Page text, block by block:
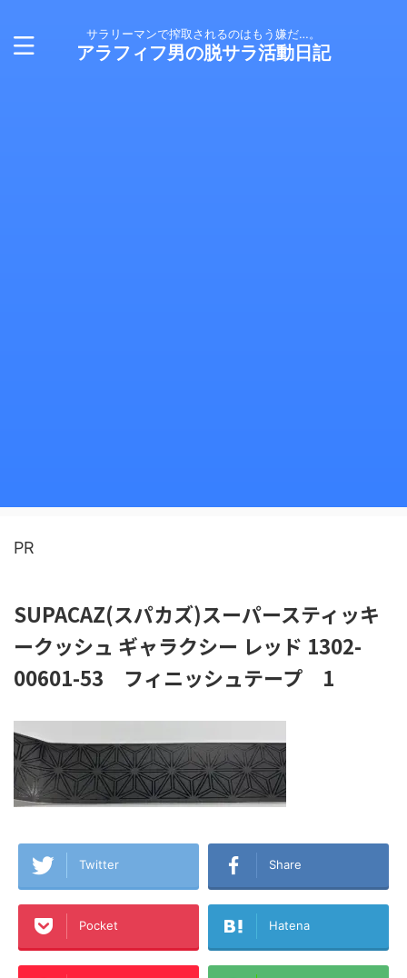
サラリーマンで搾取されるのはもう嫌だ…。
アラフィフ男の脱サラ活動日記
PR
SUPACAZ(スパカズ)スーパースティッキ
ークッシュ ギャラクシー レッド 1302-
00601-53 フィニッシュテープ 1
Twitter Share
Pocket Hatena